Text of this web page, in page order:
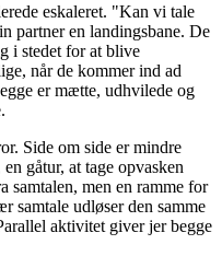
eskaleret. "Kan vi tale
partner en landingsbane. De
i stedet for at blive
når de kommer ind ad
er mætte, udhvilede og
Side om side er mindre
gåtur, at tage opvasken
men en ramme for
samtale udløser den samme
aktivitet giver jer begge